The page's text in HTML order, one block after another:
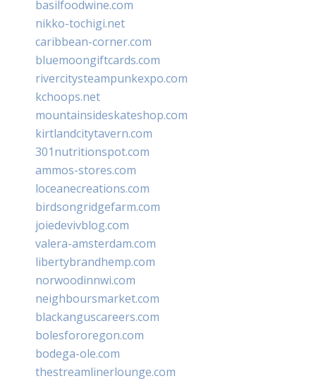
basilfoodwine.com
nikko-tochigi.net
caribbean-corner.com
bluemoongiftcards.com
rivercitysteampunkexpo.com
kchoops.net
mountainsideskateshop.com
kirtlandcitytavern.com
301nutritionspot.com
ammos-stores.com
loceanecreations.com
birdsongridgefarm.com
joiedevivblog.com
valera-amsterdam.com
libertybrandhemp.com
norwoodinnwi.com
neighboursmarket.com
blackanguscareers.com
bolesfororegon.com
bodega-ole.com
thestreamlinerlounge.com